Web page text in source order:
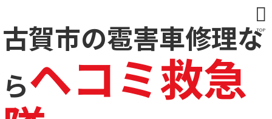
古賀市の雹害車修理な
らヘコミ救急
TOP